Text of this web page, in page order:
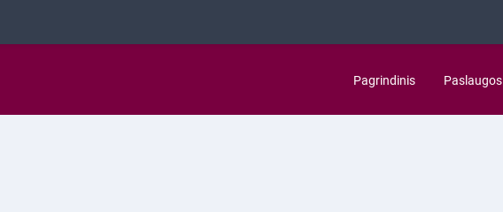
Pagrindinis Paslaugos